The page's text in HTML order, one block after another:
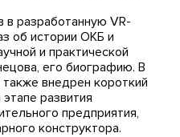
разработанную VR-
об истории ОКБ и
и практической
его биографию. В
внедрен короткий
развития
предприятия,
конструктора.